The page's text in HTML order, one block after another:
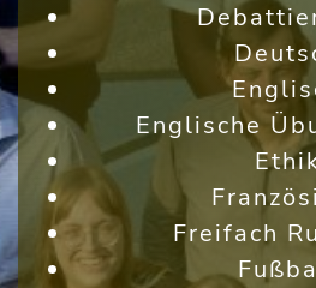
Englische
Freifach